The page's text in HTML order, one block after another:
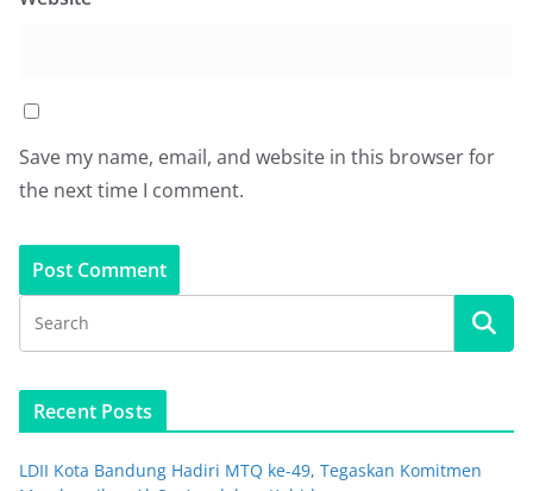
Save my name, email, and website in this browser for
the next time I comment.
Recent Posts
LDII Kota Bandung Hadiri MTQ ke-49, Tegaskan Komitmen